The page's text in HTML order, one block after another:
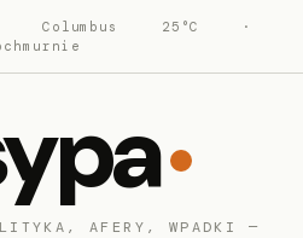
Columbus 25°C
·
AFERY, WPADKI —